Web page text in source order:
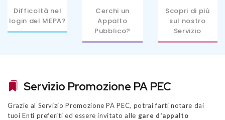
Difficoltà nel
login del MEPA?
Cerchi un
Appalto
Pubblico?
Scopri di più
sul nostro
Servizio
Servizio Promozione PA PEC
Grazie al Servizio Promozione PA PEC, potrai farti notare dai
tuoi Enti preferiti ed essere invitato alle gare d'appalto